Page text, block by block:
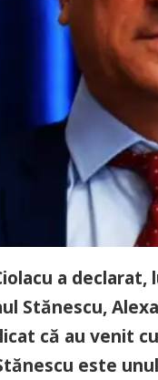
a
Stănescu,
că au
este